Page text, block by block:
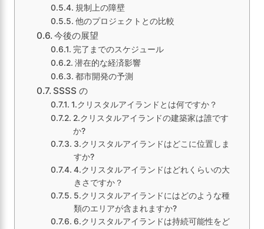
規制上の障壁
他のプロジェクトとの比較
今後の展望
完了までのスケジュール
潜在的な経済影響
都市開発の予測
SSSS の
1.クリスタルアイランドとは何ですか？
2.クリスタルアイランドの建築家は誰です
か?
3.クリスタルアイランドはどこに位置しま
すか?
4.クリスタルアイランドはどれくらいの大
きさですか？
5.クリスタルアイランドにはどのような種
類のエリアが含まれますか?
6.クリスタルアイランドは持続可能性をど